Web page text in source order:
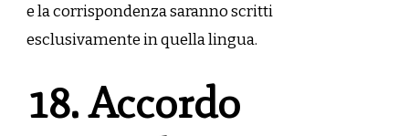
e la corrispondenza saranno scritti
esclusivamente in quella lingua.
18. Accordo